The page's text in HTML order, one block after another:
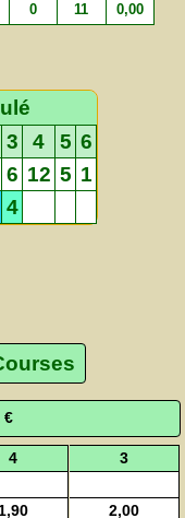
0 11 0,00
3 4 5 6
6 12 5 1
4
€
4
3
1,90 2,00